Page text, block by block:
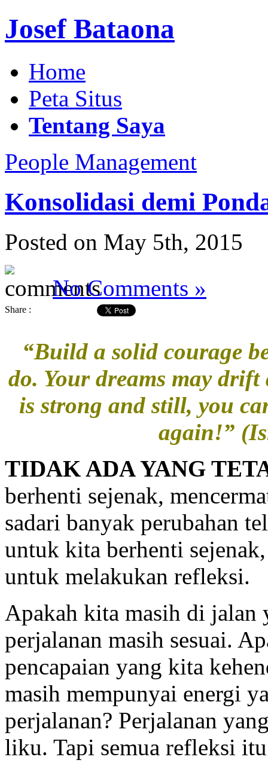
Josef Bataona
Home
Peta Situs
Tentang Saya
People Management
Konsolidasi demi
Posted on May 5th, 2015
No Comments »
Share :
“Build a solid courage
do. Your dreams may
is strong and still, you
again!”
TIDAK ADA YANG
berhenti sejenak,
sadari banyak perubahan
untuk kita berhenti
untuk melakukan refleksi.
Apakah kita masih di jalan
perjalanan masih sesuai.
pencapaian yang kita
masih mempunyai energi
perjalanan? Perjalanan
liku. Tapi semua refleksi